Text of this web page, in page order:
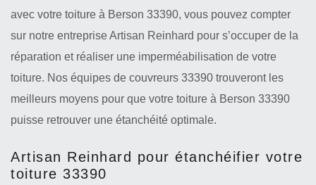
avec votre toiture à Berson 33390, vous pouvez compter
sur notre entreprise Artisan Reinhard pour s’occuper de la
réparation et réaliser une imperméabilisation de votre
toiture. Nos équipes de couvreurs 33390 trouveront les
meilleurs moyens pour que votre toiture à Berson 33390
puisse retrouver une étanchéité optimale.
Artisan Reinhard pour étanchéifier votre
toiture 33390